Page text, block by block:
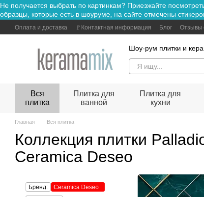
Перейти к основному контенту
Не получается выбрать по картинкам? Приезжайте
образцы, которые есть в шоуруме, на сайте отмечены
Оплата и доставка 🚩Контактная информация Блог Отзывы
Шоу-рум плитки и
Вся
плитка
Плитка для
ванной
Плитка для
кухни
Главная Вся плитка
Коллекция плитки
Ceramica Deseo
Бренд:
Ceramica Deseo